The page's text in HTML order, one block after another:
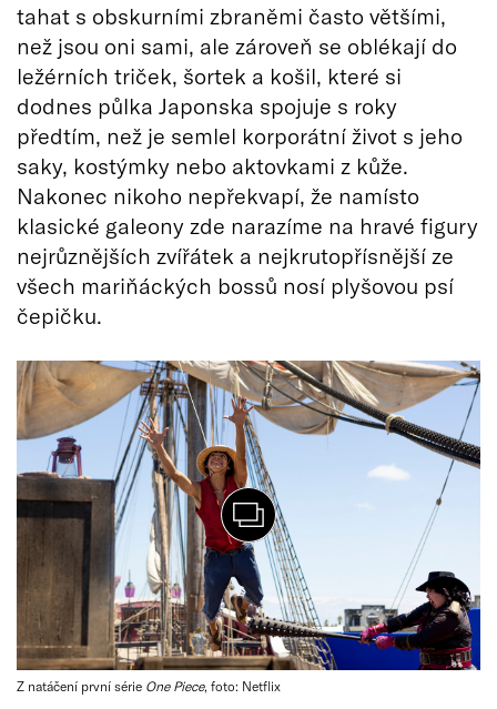
tahat s obskurními zbraněmi často většími,
než jsou oni sami, ale zároveň se oblékají do
ležérních triček, šortek a košil, které si
dodnes půlka Japonska spojuje s roky
předtím, než je semlel korporátní život s jeho
saky, kostýmky nebo aktovkami z kůže.
Nakonec nikoho nepřekvapí, že namísto
klasické galeony zde narazíme na hravé figury
nejrůznějších zvířátek a nejkrutopřísnější ze
všech mariňáckých bossů nosí plyšovou psí
čepičku.
Z natáčení první série One Piece, foto: Netflix